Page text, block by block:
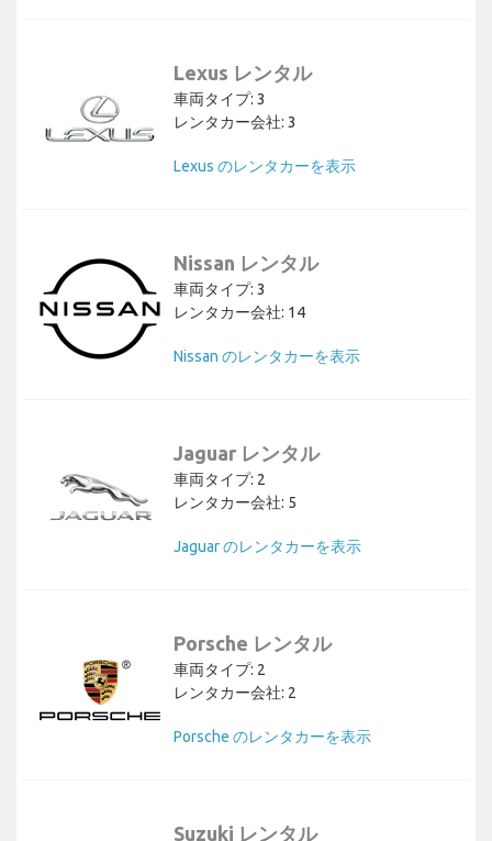
Lexus レンタル
車両タイプ: 3
レンタカー会社: 3
Lexus のレンタカーを表示
Nissan レンタル
車両タイプ: 3
レンタカー会社: 14
Nissan のレンタカーを表示
Jaguar レンタル
車両タイプ: 2
レンタカー会社: 5
Jaguar のレンタカーを表示
Porsche レンタル
車両タイプ: 2
レンタカー会社: 2
Porsche のレンタカーを表示
Suzuki レンタル